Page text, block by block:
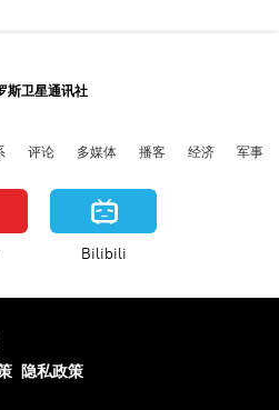
斯卫星通讯社
评论 多媒体 播客 经济 军事
Bilibili
隐私政策